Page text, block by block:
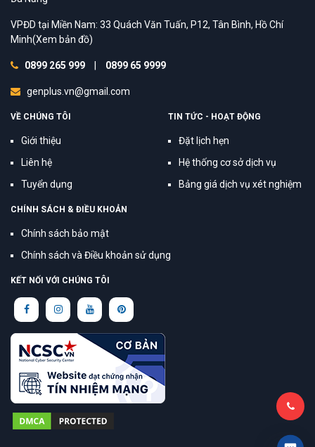
VPĐD tại Miền Nam: 33 Quách Văn Tuấn, P12, Tân Bình, Hồ Chí
Minh(Xem bản đồ)
0899 265 999 0899 65 9999
genplus.vn@gmail.com
VỀ CHÚNG TÔI
Giới thiệu
Liên hệ
Tuyển dụng
TIN TỨC - HOẠT ĐỘNG
Đặt lịch hẹn
Hệ thống cơ sở dịch vụ
Bảng giá dịch vụ xét nghiệm
CHÍNH SÁCH & ĐIỀU KHOẢN
Chính sách bảo mật
Chính sách và Điều khoản sử dụng
KẾT NỐI VỚI CHÚNG TÔI